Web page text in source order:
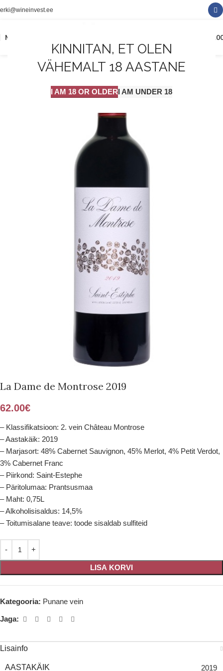
KINNITAN, ET OLEN
VÄHEMALT 18 AASTANE
I AM 18 OR OLDERI AM UNDER 18
erki@wineinvest.ee
MENÜÜ
La Dame de Montrose 2019
62.00€
– Klassifikatsioon: 2. vein Château Montrose
– Aastakäik: 2019
– Marjasort: 48% Cabernet Sauvignon, 45% Merlot, 4% Petit Verdot,
3% Cabernet Franc
– Piirkond: Saint-Estephe
– Päritolumaa: Prantsusmaa
– Maht: 0,75L
– Alkoholisisaldus: 14,5%
– Toitumisalane teave: toode sisaldab sulfiteid
LISA KORVI
Kategooria: Punane vein
Jaga:
Lisainfo
AASTAKÄIK 2019